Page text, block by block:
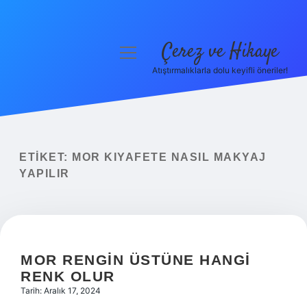
Yasal Uyarı
menüyü Çerez ve Hikaye
Atıştırmalıklarla dolu keyifli öneriler!
ETIKET:
MOR KIYAFETE NASIL MAKYAJ
YAPILIR
MOR RENGIN ÜSTÜNE HANGI
RENK OLUR
Tarih: Aralık 17, 2024